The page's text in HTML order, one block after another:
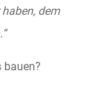
dem
bauen?